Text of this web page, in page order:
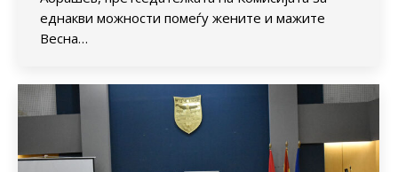
еднакви можности помеѓу жените и мажите
Весна…